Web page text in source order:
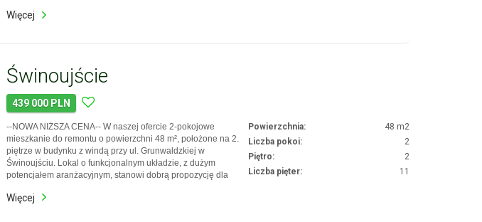
klimatycznym miejscu, a także dla inwestorów
Więcej
Świnoujście
439 000 PLN
--NOWA NIŻSZA CENA-- W naszej ofercie 2-pokojowe
mieszkanie do remontu o powierzchni 48 m², położone na 2.
piętrze w budynku z windą przy ul. Grunwaldzkiej w
Świnoujściu. Lokal o funkcjonalnym układzie, z dużym
potencjałem aranżacyjnym, stanowi dobrą propozycję dla
do własnych potrzeb. Niektóre zdjęcia przedstawiają
Powierzchnia:
48 m2
Liczba pokoi:
2
Piętro:
2
Liczba pięter:
11
Więcej